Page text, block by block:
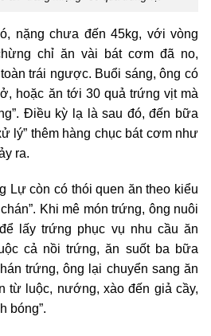
nặng chưa đến 45kg, với vòng
chỉ ăn vài bát cơm đã no,
trái ngược. Buổi sáng, ông có
hoặc ăn tới 30 quả trứng vịt mà
Điều kỳ lạ là sau đó, đến bữa
lý” thêm hàng chục bát cơm như
ra.
Lự còn có thói quen ăn theo kiểu
Khi mê món trứng, ông nuôi
lấy trứng phục vụ nhu cầu ăn
cả nồi trứng, ăn suốt ba bữa
trứng, ông lại chuyển sang ăn
từ luộc, nướng, xào đến giả cầy,
bóng”.